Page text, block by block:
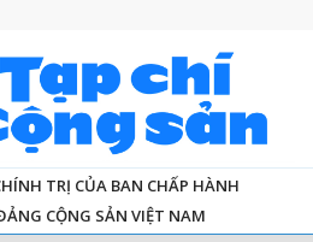
TRỊ CỦA BAN CHẤP HÀNH
CỘNG SẢN VIỆT NAM